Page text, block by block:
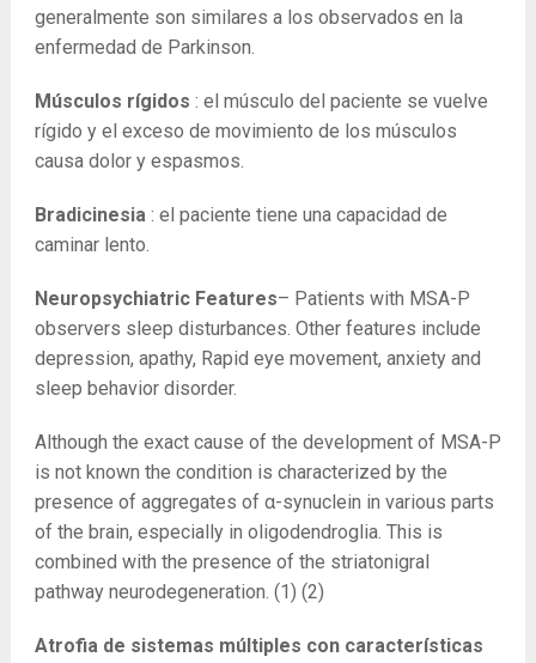
generalmente son similares a los observados en la
enfermedad de Parkinson.
Músculos rígidos : el músculo del paciente se vuelve
rígido y el exceso de movimiento de los músculos
causa dolor y espasmos.
Bradicinesia: el paciente tiene una capacidad de
caminar lento.
Neuropsychiatric Features– Patients with MSA-P
observers sleep disturbances. Other features include
depression, apathy, Rapid eye movement, anxiety and
sleep behavior disorder.
Although the exact cause of the development of MSA-P
is not known the condition is characterized by the
presence of aggregates of α-synuclein in various parts
of the brain, especially in oligodendroglia. This is
combined with the presence of the striatonigral
pathway neurodegeneration. (1) (2)
Atrofia de sistemas múltiples con características